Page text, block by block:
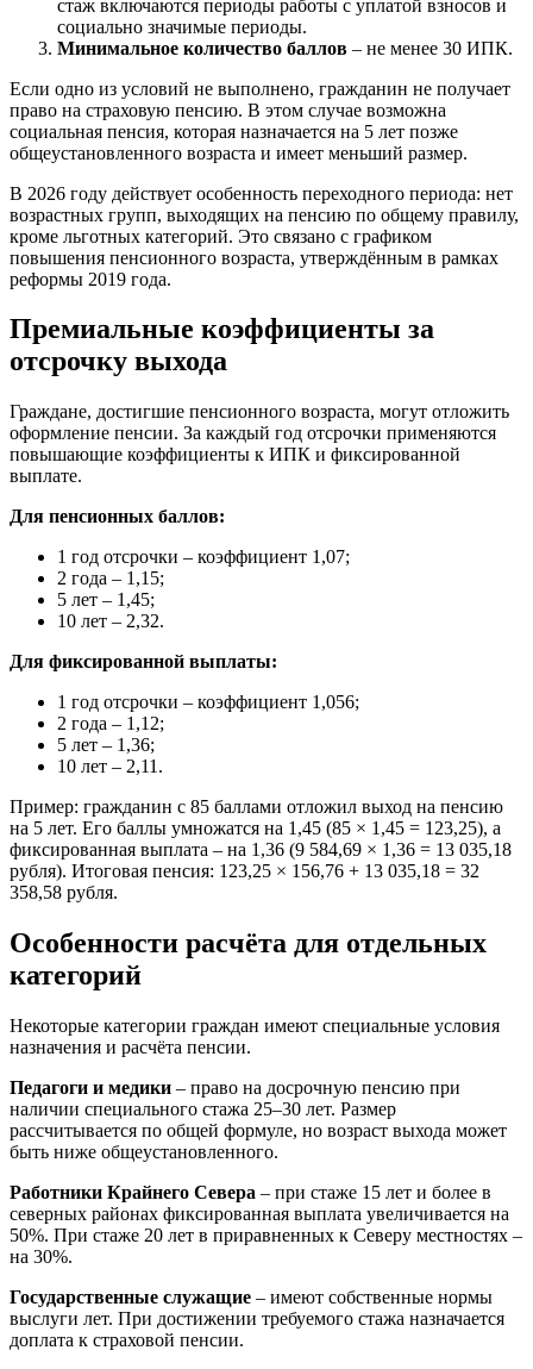
стаж включаются периоды работы с уплатой взносов и
социально значимые периоды.
Минимальное количество баллов – не менее 30 ИПК.
Если одно из условий не выполнено, гражданин не получает
право на страховую пенсию. В этом случае возможна
социальная пенсия, которая назначается на 5 лет позже
общеустановленного возраста и имеет меньший размер.
В 2026 году действует особенность переходного периода: нет
возрастных групп, выходящих на пенсию по общему правилу,
кроме льготных категорий. Это связано с графиком
повышения пенсионного возраста, утверждённым в рамках
реформы 2019 года.
Премиальные коэффициенты за
отсрочку выхода
Граждане, достигшие пенсионного возраста, могут отложить
оформление пенсии. За каждый год отсрочки применяются
повышающие коэффициенты к ИПК и фиксированной
выплате.
Для пенсионных баллов:
1 год отсрочки – коэффициент 1,07;
2 года – 1,15;
5 лет – 1,45;
10 лет – 2,32.
Для фиксированной выплаты:
1 год отсрочки – коэффициент 1,056;
2 года – 1,12;
5 лет – 1,36;
10 лет – 2,11.
Пример: гражданин с 85 баллами отложил выход на пенсию
на 5 лет. Его баллы умножатся на 1,45 (85 × 1,45 = 123,25), а
фиксированная выплата – на 1,36 (9 584,69 × 1,36 = 13 035,18
рубля). Итоговая пенсия: 123,25 × 156,76 + 13 035,18 = 32
358,58 рубля.
Особенности расчёта для отдельных
категорий
Некоторые категории граждан имеют специальные условия
назначения и расчёта пенсии.
Педагоги и медики – право на досрочную пенсию при
наличии специального стажа 25–30 лет. Размер
рассчитывается по общей формуле, но возраст выхода может
быть ниже общеустановленного.
Работники Крайнего Севера – при стаже 15 лет и более в
северных районах фиксированная выплата увеличивается на
50%. При стаже 20 лет в приравненных к Северу местностях –
на 30%.
Государственные служащие – имеют собственные нормы
выслуги лет. При достижении требуемого стажа назначается
доплата к страховой пенсии.